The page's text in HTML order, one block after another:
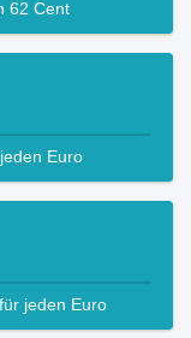
62 Cent
Euro
jeden Euro